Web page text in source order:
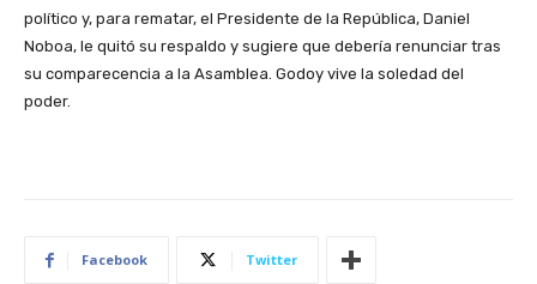
político y, para rematar, el Presidente de la República, Daniel
Noboa, le quitó su respaldo y sugiere que debería renunciar tras
su comparecencia a la Asamblea. Godoy vive la soledad del
poder.
Facebook Twitter